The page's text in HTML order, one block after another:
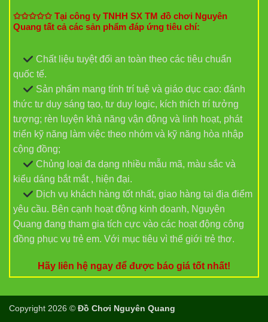
✩✩✩✩✩ Tại công ty TNHH SX TM đồ chơi Nguyên
Quang tất cả các sản phẩm đáp ứng tiêu chí:
Chất liệu tuyệt đối an toàn theo các tiêu chuẩn
quốc tế.
Sản phẩm mang tính trí tuệ và giáo dục cao: đánh
thức tư duy sáng tạo, tư duy logic, kích thích trí tưởng
tượng; rèn luyện khả năng vận động và linh hoạt, phát
triển kỹ năng làm việc theo nhóm và kỹ năng hòa nhập
cộng đồng;
Chủng loại đa dạng nhiều mẫu mã, màu sắc và
kiểu dáng bắt mắt , hiện đại.
Dịch vụ khách hàng tốt nhất, giao hàng tại địa điểm
yêu cầu. Bên cạnh hoạt động kinh doanh, Nguyên
Quang đang tham gia tích cực vào các hoạt động công
đồng phục vụ trẻ em. Với mục tiêu vì thế giới trẻ thơ.
Hãy liên hệ ngay để được báo giá tốt nhất!
Copyright 2026 © Đồ Chơi Nguyên Quang